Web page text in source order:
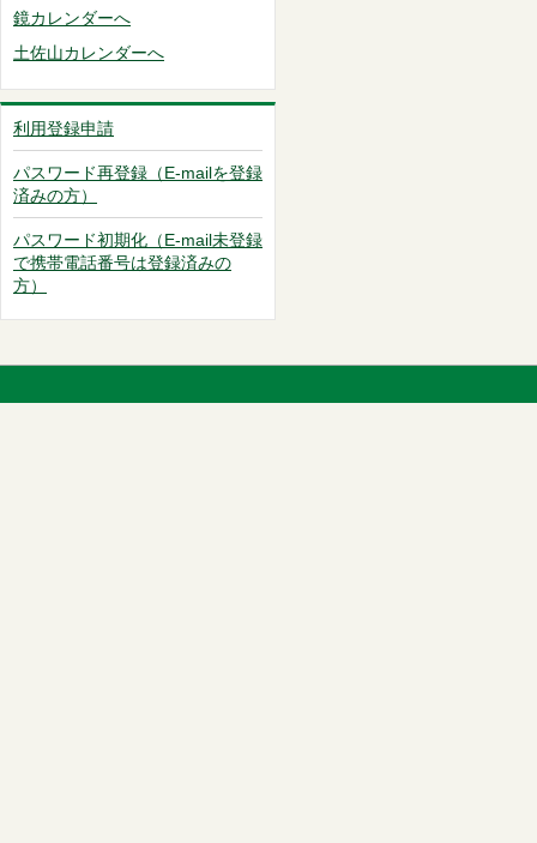
鏡カレンダーへ
土佐山カレンダーへ
利用登録申請
パスワード再登録（E-mailを登録
済みの方）
パスワード初期化（E-mail未登録
で携帯電話番号は登録済みの
方）